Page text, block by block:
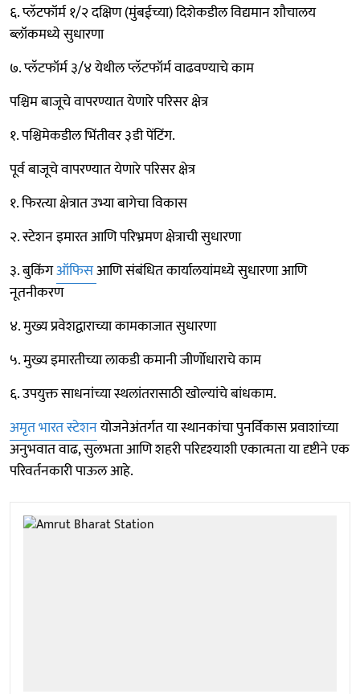
६. प्लॅटफॉर्म १/२ दक्षिण (मुंबईच्या) दिशेकडील विद्यमान शौचालय
ब्लॉकमध्ये सुधारणा
७. प्लॅटफॉर्म ३/४ येथील प्लॅटफॉर्म वाढवण्याचे काम
पश्चिम बाजूचे वापरण्यात येणारे परिसर क्षेत्र
१. पश्चिमेकडील भिंतीवर ३डी पेंटिंग.
पूर्व बाजूचे वापरण्यात येणारे परिसर क्षेत्र
१. फिरत्या क्षेत्रात उभ्या बागेचा विकास
२. स्टेशन इमारत आणि परिभ्रमण क्षेत्राची सुधारणा
३. बुकिंगऑफिसआणि संबंधित कार्यालयांमध्ये सुधारणा आणि
नूतनीकरण
४. मुख्य प्रवेशद्वाराच्या कामकाजात सुधारणा
५. मुख्य इमारतीच्या लाकडी कमानी जीर्णोधाराचे काम
६. उपयुक्त साधनांच्या स्थलांतरासाठी खोल्यांचे बांधकाम.
अमृत भारत स्टेशनयोजनेअंतर्गत या स्थानकांचा पुनर्विकास प्रवाशांच्या
अनुभवात वाढ, सुलभता आणि शहरी परिदृश्याशी एकात्मता या दृष्टीने एक
परिवर्तनकारी पाऊल आहे.